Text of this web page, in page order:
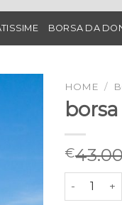
BORSA DA
HOME /
€
borsa da